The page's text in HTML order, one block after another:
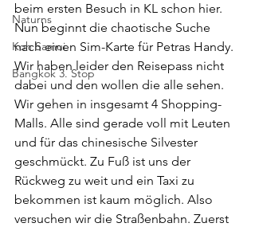
Naturns
Koh Samui
Bangkok 3. Stop
beim ersten Besuch in KL schon hier.
Nun beginnt die chaotische Suche
nach einen Sim-Karte für Petras Handy.
Wir haben leider den Reisepass nicht
dabei und den wollen die alle sehen.
Wir gehen in insgesamt 4 Shopping-
Malls. Alle sind gerade voll mit Leuten
und für das chinesische Silvester
geschmückt. Zu Fuß ist uns der
Rückweg zu weit und ein Taxi zu
bekommen ist kaum möglich. Also
versuchen wir die Straßenbahn. Zuerst